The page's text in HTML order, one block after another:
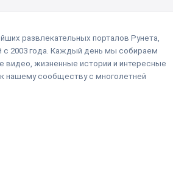
развлекательных порталов Рунета,
с 2003 года. Каждый день мы собираем
жизненные истории и интересные
нашему сообществу с многолетней